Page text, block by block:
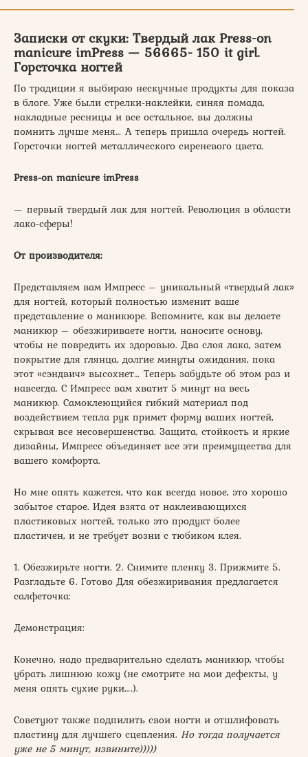
Записки от скуки: Твердый лак Press-on
manicure imPress — 56665- 150 it girl.
Горсточка ногтей
По традиции я выбираю нескучные продукты для показа
в блоге. Уже были стрелки-наклейки, синяя помада,
накладные ресницы и все остальное, вы должны
помнить лучше меня… А теперь пришла очередь ногтей.
Горсточки ногтей металлического сиреневого цвета.
Press-on manicure imPress
— первый твердый лак для ногтей. Революция в области
лако-сферы!
От производителя:
Представляем вам Импресс – уникальный «твердый лак»
для ногтей, который полностью изменит ваше
представление о маникюре. Вспомните, как вы делаете
маникюр – обезжириваете ногти, наносите основу,
чтобы не повредить их здоровью. Два слоя лака, затем
покрытие для глянца, долгие минуты ожидания, пока
этот «сэндвич» высохнет… Теперь забудьте об этом раз и
навсегда. С Импресс вам хватит 5 минут на весь
маникюр. Самоклеющийся гибкий материал под
воздействием тепла рук примет форму ваших ногтей,
скрывая все несовершенства. Защита, стойкость и яркие
дизайны, Импресс объединяет все эти преимущества для
вашего комфорта.
Но мне опять кажется, что как всегда новое, это хорошо
забытое старое. Идея взята от наклеивающихся
пластиковых ногтей, только это продукт более
пластичен, и не требует возни с тюбиком клея.
1. Обезжирьте ногти. 2. Снимите пленку 3. Прижмите 5.
Разгладьте 6. Готово Для обезжиривания предлагается
салфеточка:
Демонстрация:
Конечно, надо предварительно сделать маникюр, чтобы
убрать лишнюю кожу (не смотрите на мои дефекты, у
меня опять сухие руки….).
Советуют также подпилить свои ногти и отшлифовать
пластину для лучшего сцепления. Но тогда получается
уже не 5 минут, извините)))))